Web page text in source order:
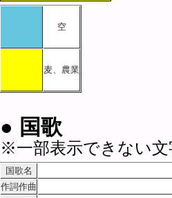
空
麦、農業
● 国歌
※一部表示できない
国歌名
作詞作曲